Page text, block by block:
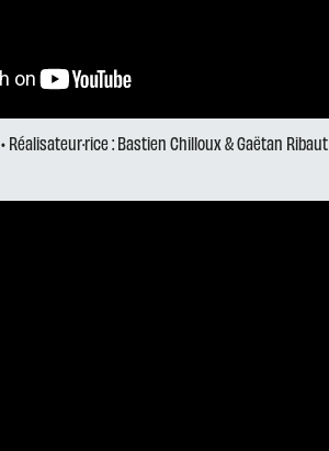
• Réalisateur·rice : Bastien Chilloux & Gaëtan Ribaut